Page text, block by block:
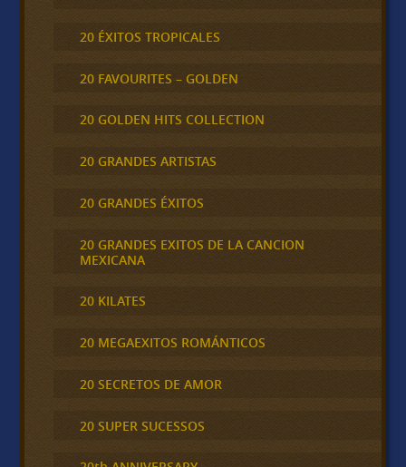
20 ÉXITOS TROPICALES
20 FAVOURITES – GOLDEN
20 GOLDEN HITS COLLECTION
20 GRANDES ARTISTAS
20 GRANDES ÉXITOS
20 GRANDES EXITOS DE LA CANCION
MEXICANA
20 KILATES
20 MEGAEXITOS ROMÁNTICOS
20 SECRETOS DE AMOR
20 SUPER SUCESSOS